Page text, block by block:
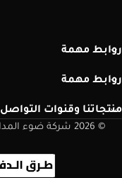
روابط مهمة
روابط مهمة
منتجاتنا وقنوات التواصل
© 2026 شركة ضوء المدار للتجارة العامة المحدودة – كربلاء، العراق